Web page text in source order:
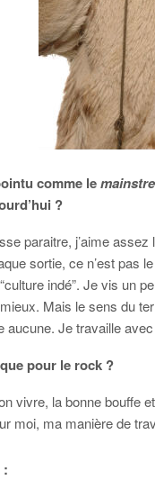
comme le
?
paraitre, j’aime
sortie, ce n’est pas
indé”. Je vis un
Mais le sens du
aucune. Je travaille
pour le rock ?
vivre, la bonne
moi, ma manière de
: